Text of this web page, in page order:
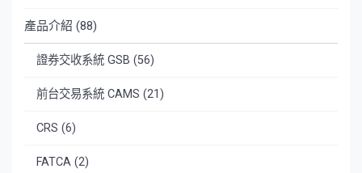
產品介紹 (88)
證券交收系統 GSB (56)
前台交易系統 CAMS (21)
CRS (6)
FATCA (2)